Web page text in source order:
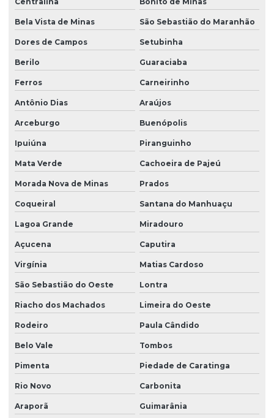
Bela Vista de Minas São Sebastião do Maranhão
Dores de Campos Setubinha
Berilo Guaraciaba
Ferros Carneirinho
Antônio Dias Araújos
Arceburgo Buenópolis
Ipuiúna Piranguinho
Mata Verde Cachoeira de Pajeú
Morada Nova de Minas Prados
Coqueiral Santana do Manhuaçu
Lagoa Grande Miradouro
Açucena Caputira
Virgínia Matias Cardoso
São Sebastião do Oeste Lontra
Riacho dos Machados Limeira do Oeste
Rodeiro Paula Cândido
Belo Vale Tombos
Pimenta Piedade de Caratinga
Rio Novo Carbonita
Araporã Guimarânia